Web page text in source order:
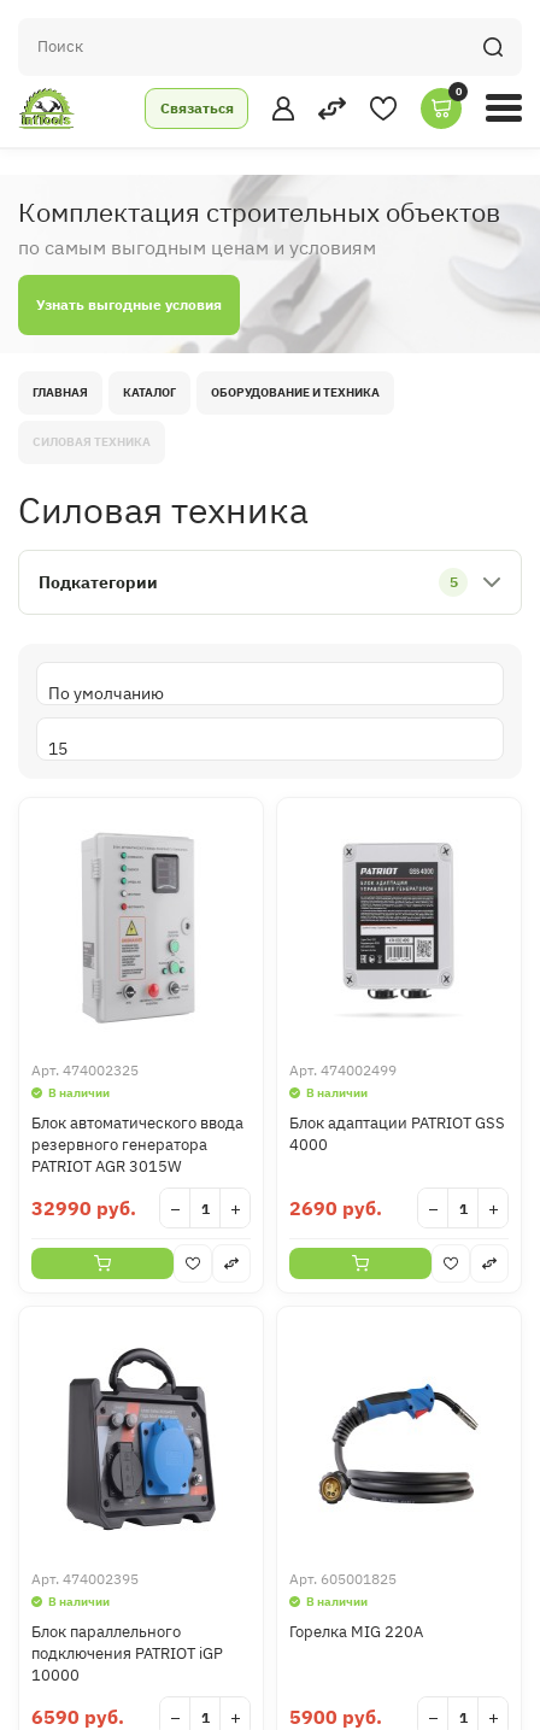
Связаться
0
Комплектация строительных объектов
по самым выгодным ценам и условиям
Узнать выгодные условия
ГЛАВНАЯ КАТАЛОГ ОБОРУДОВАНИЕ И ТЕХНИКА
СИЛОВАЯ ТЕХНИКА
Силовая техника
Подкатегории 5
Арт. 474002325
В наличии
Блок автоматического ввода
резервного генератора
PATRIOT AGR 3015W
32990 руб. − +
Арт. 474002499
В наличии
Блок адаптации PATRIOT GSS
4000
2690 руб. − +
Арт. 474002395
В наличии
Блок параллельного
подключения PATRIOT iGP
10000
6590 руб. − +
Арт. 605001825
В наличии
Горелка MIG 220А
5900 руб. − +